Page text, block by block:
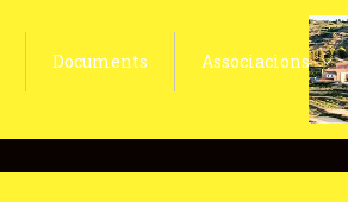
Documents Associacions